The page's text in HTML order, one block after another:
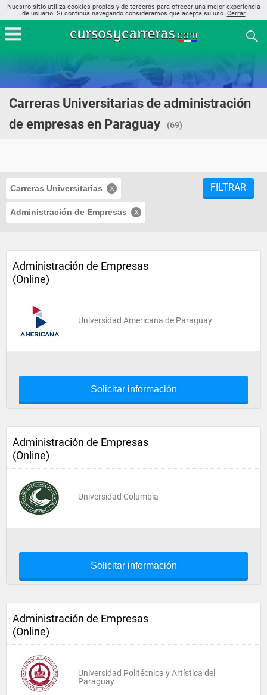
Nuestro sitio utiliza cookies propias y de terceros para ofrecer una mejor experiencia
de usuario. Si continúa navegando consideramos que acepta su uso. Cerrar
Carreras Universitarias de administración
de empresas en Paraguay
(69)
Carreras Universitarias
Administración de Empresas
FILTRAR
Administración de Empresas
(Online)
Universidad Americana de Paraguay
Solicitar información
Administración de Empresas
(Online)
Universidad Columbia
Solicitar información
Administración de Empresas
(Online)
Universidad Politécnica y Artística del
Paraguay